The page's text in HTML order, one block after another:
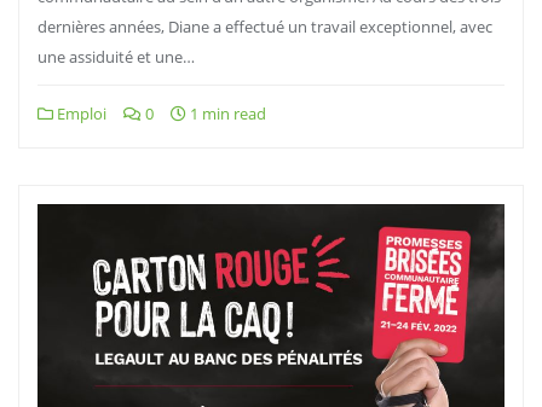
dernières années, Diane a effectué un travail exceptionnel, avec
une assiduité et une…
Emploi 0 1 min read